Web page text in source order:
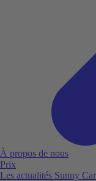
À propos de nous
Prix
Les actualités Sunny